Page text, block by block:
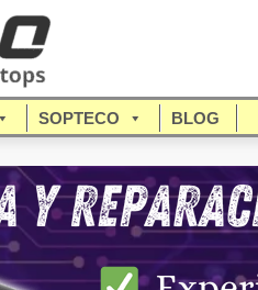
SOPTECO BLOG